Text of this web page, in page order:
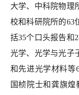
大学、中科院物理
校和科研院所的63
括35个口头报告和
光学、光学与光子
和先进光学材料等
国桢院士和龚旗